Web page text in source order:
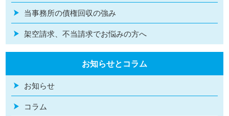
当事務所の債権回収の強み
架空請求、不当請求でお悩みの方へ
お知らせとコラム
お知らせ
コラム